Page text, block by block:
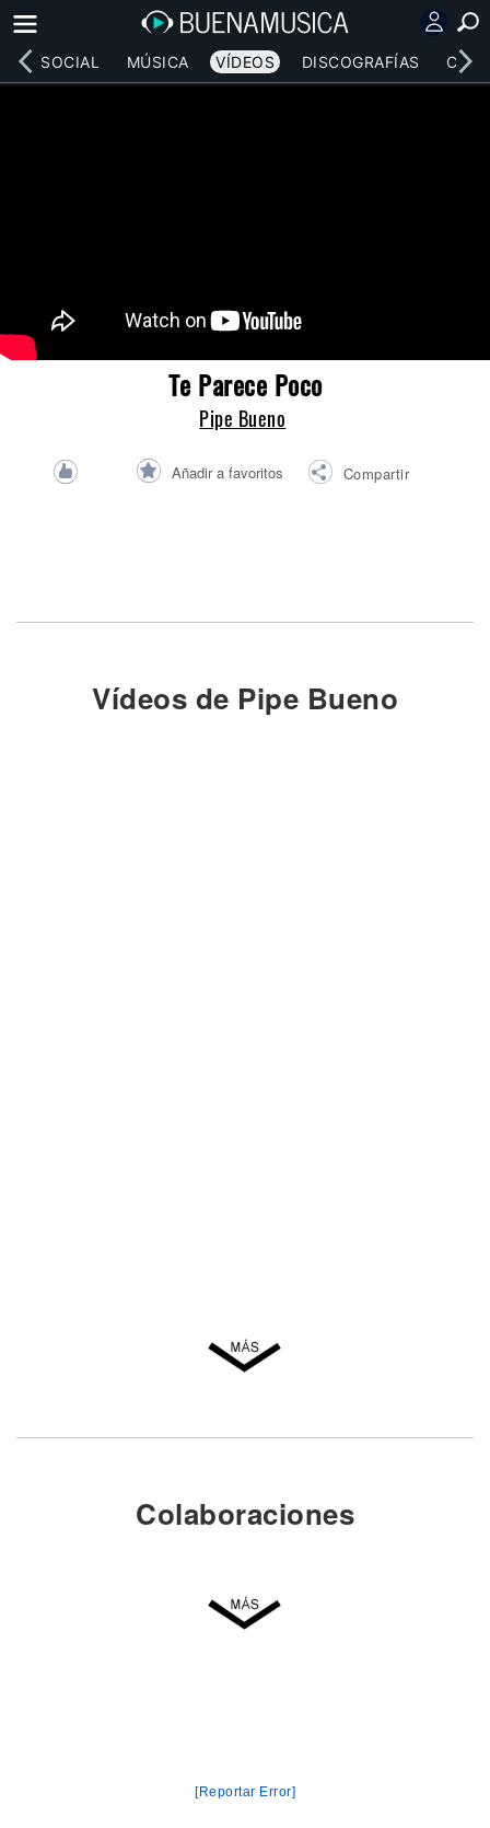
RED SOCIAL MÚSICA VÍDEOS DISCOGRAFÍAS
Te Parece Poco
Pipe Bueno
Añadir a favoritos Compartir
Vídeos de Pipe Bueno
Colaboraciones
[Reportar Error]